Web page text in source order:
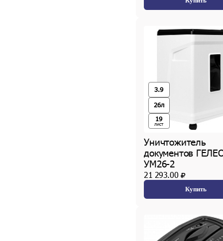
3.9
26л
19
лист
Уничтожитель
документов
УМ26-2
21 293.00
Купить